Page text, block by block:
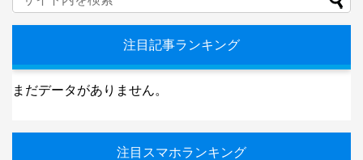
注目記事ランキング
まだデータがありません。
注目スマホランキング